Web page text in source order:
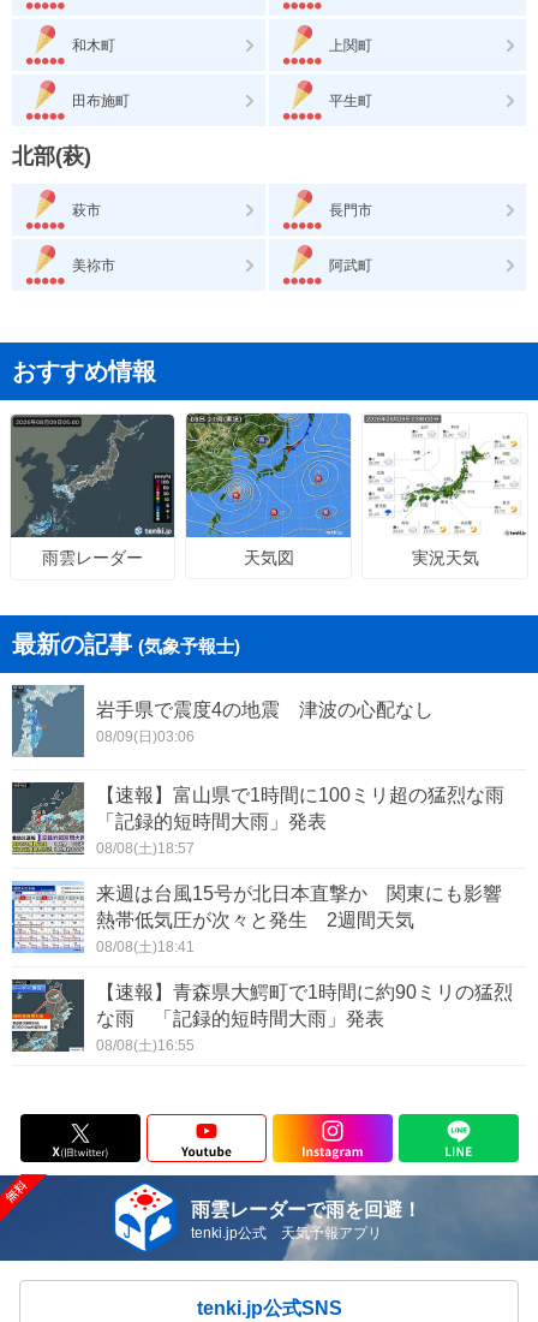
和木町 上関町
田布施町 平生町
北部(萩)
萩市 長門市
美祢市 阿武町
おすすめ情報
雨雲レーダー 天気図 実況天気
最新の記事 (気象予報士)
岩手県で震度4の地震 津波の心配なし
08/09(日)03:06
【速報】富山県で1時間に100ミリ超の猛烈な雨
「記録的短時間大雨」発表
08/08(土)18:57
来週は台風15号が北日本直撃か 関東にも影響
熱帯低気圧が次々と発生 2週間天気
08/08(土)18:41
【速報】青森県大鰐町で1時間に約90ミリの猛烈
な雨 「記録的短時間大雨」発表
08/08(土)16:55
雨雲レーダーで雨を回避！
tenki.jp公式 天気予報アプリ
tenki.jp公式SNS